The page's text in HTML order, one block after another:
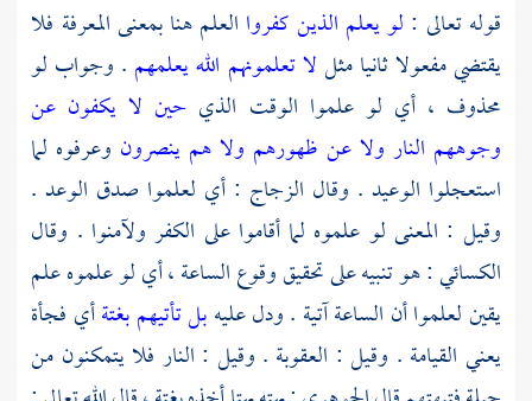
قوله تعالى : لو يعلم الذين كفروا العلم هنا بمعنى المعرفة فلا
يقتضي مفعولا ثانيا مثللا تعلمونهم الله يعلمهم . وجواب لو
محذوف ، أي لو علموا الوقت الذي حين لا يكفون عن
وجوههم النار ولا عن ظهورهم ولا هم ينصرون وعرفوه لما
استعجلوا الوعيد . وقال الزجاج : أي لعلموا صدق الوعد .
وقيل : المعنى لو علموه لما أقاموا على الكفر ولآمنوا . وقال
الكسائي: هو تنبيه على تحقيق وقوع الساعة ، أي لو علموه علم
يقين لعلموا أن الساعة آتية . ودل عليهبل تأتيهم بغتةأي فجأة
يعني القيامة . وقيل : العقوبة . وقيل : النار فلا يتمكنون من